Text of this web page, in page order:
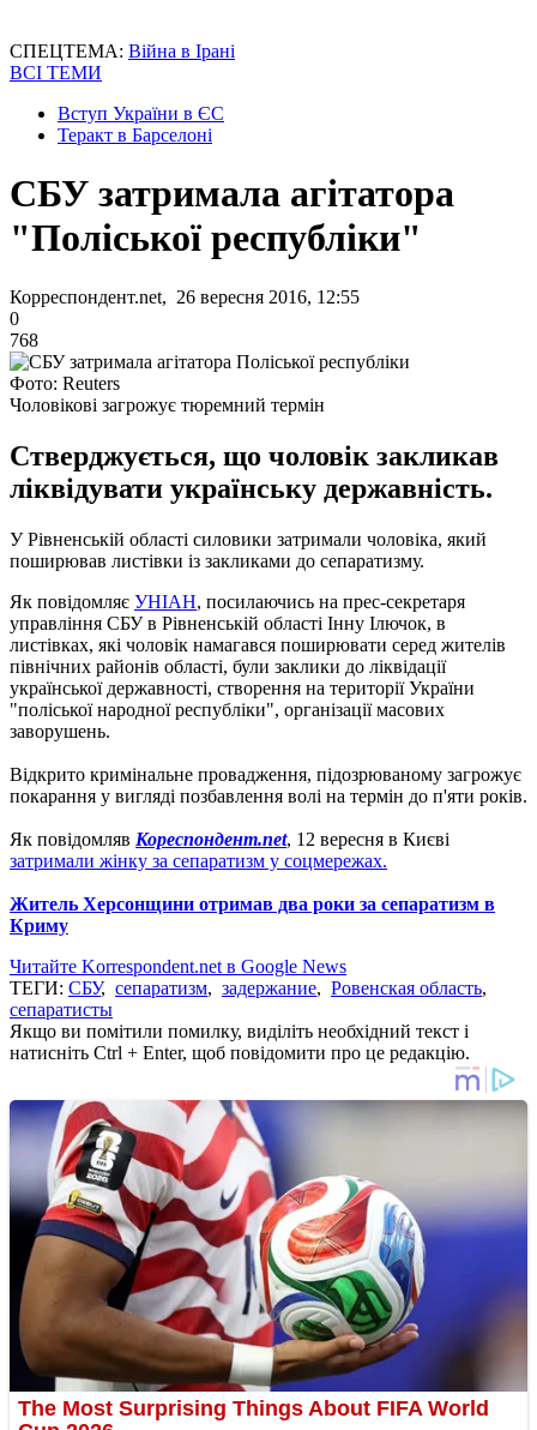
СПЕЦТЕМА: Війна в Ірані
ВСІ ТЕМИ
Вступ України в ЄС
Теракт в Барселоні
СБУ затримала агітатора
"Поліської республіки"
Корреспондент.net, 26 вересня 2016, 12:55
0
768
Фото: Reuters
Чоловікові загрожує тюремний термін
Стверджується, що чоловік закликав
ліквідувати українську державність.
У Рівненській області силовики затримали чоловіка, який
поширював листівки із закликами до сепаратизму.
Як повідомляє УНІАН, посилаючись на прес-секретаря
управління СБУ в Рівненській області Інну Ілючок, в
листівках, які чоловік намагався поширювати серед жителів
північних районів області, були заклики до ліквідації
української державності, створення на території України
"поліської народної республіки", організації масових
заворушень.
Відкрито кримінальне провадження, підозрюваному загрожує
покарання у вигляді позбавлення волі на термін до п'яти років.
Як повідомляв Кореспондент.net, 12 вересня в Києві
затримали жінку за сепаратизм у соцмережах.
Житель Херсонщини отримав два роки за сепаратизм в
Криму
Читайте Korrespondent.net в Google News
ТЕГИ: СБУ, сепаратизм, задержание, Ровенская область,
сепаратисты
Якщо ви помітили помилку, виділіть необхідний текст і
натисніть Ctrl + Enter, щоб повідомити про це редакцію.